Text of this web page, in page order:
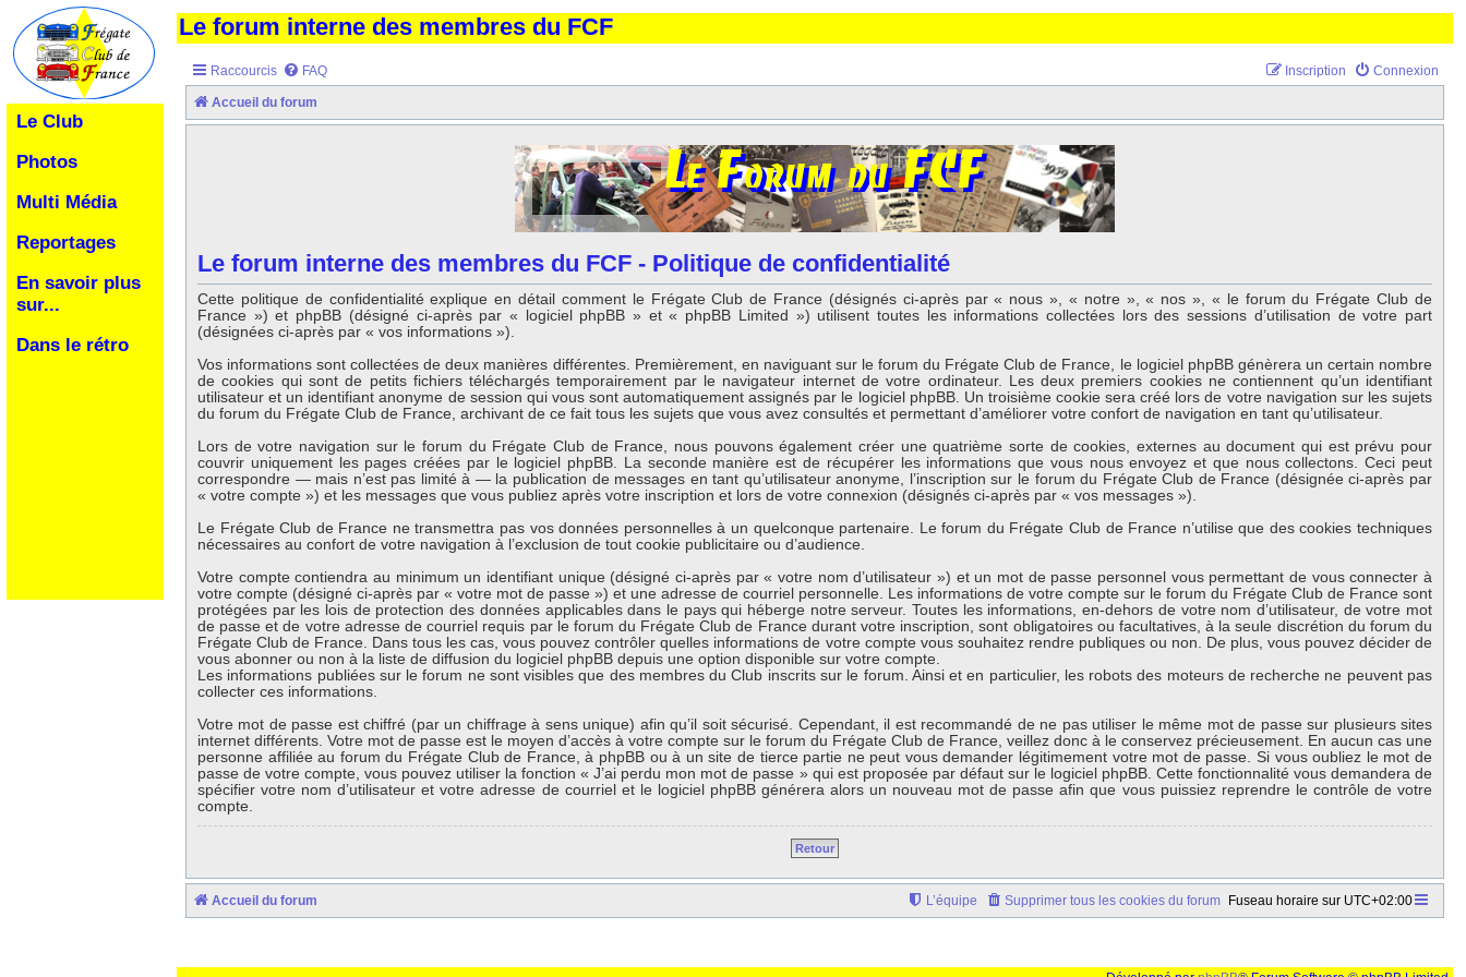
Le Club
Photos
Multi Média
Reportages
En savoir plus
sur...
Dans le rétro
Le forum interne des membres du FCF
Raccourcis FAQ Connexion
Inscription
Accueil du forum
Le forum interne des membres du FCF - Politique de confidentialité
Cette politique de confidentialité explique en détail comment le Frégate Club de France (désignés ci-après par « nous », « notre », « nos », « le forum du Frégate Club de
France ») et phpBB (désigné ci-après par « logiciel phpBB » et « phpBB Limited ») utilisent toutes les informations collectées lors des sessions d’utilisation de votre part
(désignées ci-après par « vos informations »).
Vos informations sont collectées de deux manières différentes. Premièrement, en naviguant sur le forum du Frégate Club de France, le logiciel phpBB génèrera un certain nombre
de cookies qui sont de petits fichiers téléchargés temporairement par le navigateur internet de votre ordinateur. Les deux premiers cookies ne contiennent qu’un identifiant
utilisateur et un identifiant anonyme de session qui vous sont automatiquement assignés par le logiciel phpBB. Un troisième cookie sera créé lors de votre navigation sur les sujets
du forum du Frégate Club de France, archivant de ce fait tous les sujets que vous avez consultés et permettant d’améliorer votre confort de navigation en tant qu’utilisateur.
Lors de votre navigation sur le forum du Frégate Club de France, nous pouvons également créer une quatrième sorte de cookies, externes au document qui est prévu pour
couvrir uniquement les pages créées par le logiciel phpBB. La seconde manière est de récupérer les informations que vous nous envoyez et que nous collectons. Ceci peut
correspondre — mais n’est pas limité à — la publication de messages en tant qu’utilisateur anonyme, l’inscription sur le forum du Frégate Club de France (désignée ci-après par
« votre compte ») et les messages que vous publiez après votre inscription et lors de votre connexion (désignés ci-après par « vos messages »).
Le Frégate Club de France ne transmettra pas vos données personnelles à un quelconque partenaire. Le forum du Frégate Club de France n’utilise que des cookies techniques
nécessaires au confort de votre navigation à l’exclusion de tout cookie publicitaire ou d’audience.
Votre compte contiendra au minimum un identifiant unique (désigné ci-après par « votre nom d’utilisateur ») et un mot de passe personnel vous permettant de vous connecter à
votre compte (désigné ci-après par « votre mot de passe ») et une adresse de courriel personnelle. Les informations de votre compte sur le forum du Frégate Club de France sont
protégées par les lois de protection des données applicables dans le pays qui héberge notre serveur. Toutes les informations, en-dehors de votre nom d’utilisateur, de votre mot
de passe et de votre adresse de courriel requis par le forum du Frégate Club de France durant votre inscription, sont obligatoires ou facultatives, à la seule discrétion du forum du
Frégate Club de France. Dans tous les cas, vous pouvez contrôler quelles informations de votre compte vous souhaitez rendre publiques ou non. De plus, vous pouvez décider de
vous abonner ou non à la liste de diffusion du logiciel phpBB depuis une option disponible sur votre compte.
Les informations publiées sur le forum ne sont visibles que des membres du Club inscrits sur le forum. Ainsi et en particulier, les robots des moteurs de recherche ne peuvent pas
collecter ces informations.
Votre mot de passe est chiffré (par un chiffrage à sens unique) afin qu’il soit sécurisé. Cependant, il est recommandé de ne pas utiliser le même mot de passe sur plusieurs sites
internet différents. Votre mot de passe est le moyen d’accès à votre compte sur le forum du Frégate Club de France, veillez donc à le conservez précieusement. En aucun cas une
personne affiliée au forum du Frégate Club de France, à phpBB ou à un site de tierce partie ne peut vous demander légitimement votre mot de passe. Si vous oubliez le mot de
passe de votre compte, vous pouvez utiliser la fonction « J’ai perdu mon mot de passe » qui est proposée par défaut sur le logiciel phpBB. Cette fonctionnalité vous demandera de
spécifier votre nom d’utilisateur et votre adresse de courriel et le logiciel phpBB générera alors un nouveau mot de passe afin que vous puissiez reprendre le contrôle de votre
compte.
Retour
Accueil du forum Fuseau horaire sur UTC+02:00
Supprimer tous les cookies du forum
L’équipe